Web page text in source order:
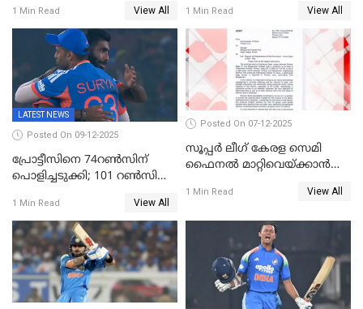
1 Min Read View All 1 Min Read View All
LATEST NEWS
Posted On 09-12-2025
പ്രോട്ടീസിനെ 74റൺസിന്‌
പൊളിച്ചടുക്കി; 101 റൺസിന്റെ
വിക്കറ്റ് തികയ്ക്കുന്ന
താരമായി ബുമ്ര
1 Min Read View All
Posted On 07-12-2025
സൂപ്പർ ലീഗ് കേരള സെമി
ഫൈനൽ മാറ്റിവെയ്ക്കാൻ
1 Min Read View All